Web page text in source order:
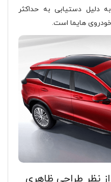
در حقیقت خودروی هایما 8s به دلیل دستیابی به حداکثر